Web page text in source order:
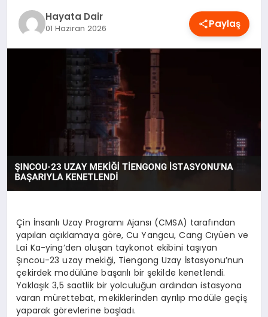
OYUN
RÜYA TABIRLERI
TEKNOLOJI
Hayata Dair
01 Haziran 2026 Paylaş
Çin İnsanlı Uzay Programı Ajansı (CMSA) tarafından
yapılan açıklamaya göre, Cu Yangcu, Cang Cıyüen ve
Lai Ka-ying’den oluşan taykonot ekibini taşıyan
Şıncou-23 uzay mekiği, Tiengong Uzay İstasyonu’nun
çekirdek modülüne başarılı bir şekilde kenetlendi.
Yaklaşık 3,5 saatlik bir yolculuğun ardından istasyona
varan mürettebat, mekiklerinden ayrılıp modüle geçiş
yaparak görevlerine başladı.